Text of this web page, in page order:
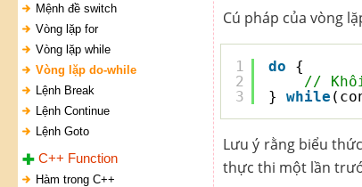
Mệnh đề switch
Vòng lặp for
Vòng lặp while
Vòng lặp do-while
Lệnh Break
Lệnh Continue
Lệnh Goto
C++ Function
Hàm trong C++
Cú pháp của vòng
1
2
3
do
{
//
} while
Lưu ý rằng biểu
thực thi một lần